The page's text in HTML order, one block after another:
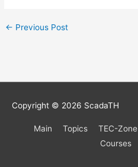
← Previous Post
Copyright © 2026 ScadaTH
Main Topics TEC-Zone
Courses